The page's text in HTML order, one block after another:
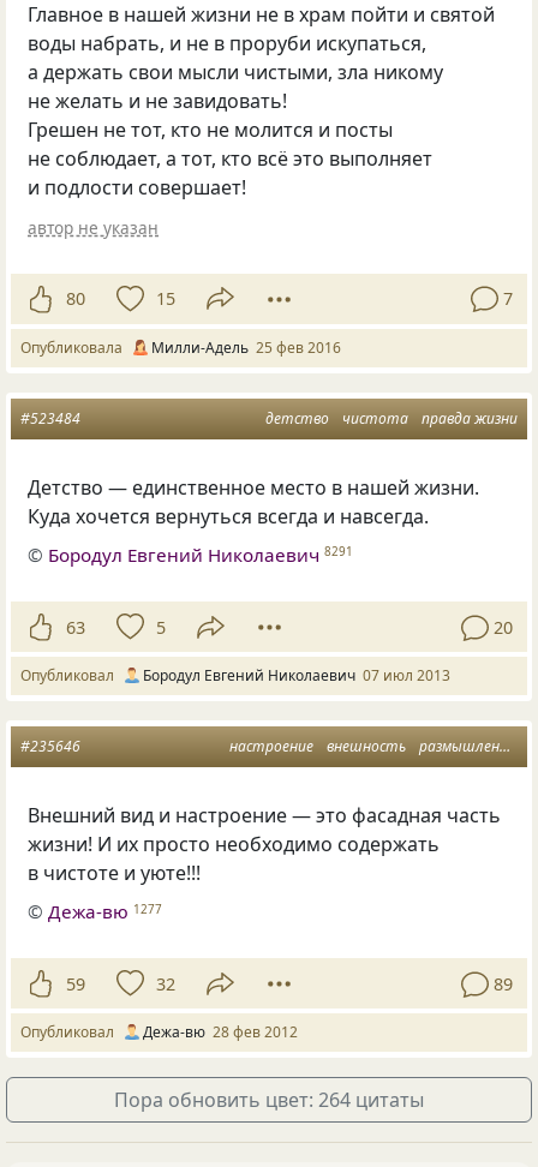
Главное в нашей жизни не в храм пойти и святой
воды набрать, и не в проруби искупаться,
а держать свои мысли чистыми, зла никому
не желать и не завидовать!
Грешен не тот, кто не молится и посты
не соблюдает, а тот, кто всё это выполняет
и подлости совершает!
автор не указан
80 15 7
Опубликовала Милли-Адель 25 фев 2016
детство чистота правда жизни
#523484
Детство — единственное место в нашей жизни.
Куда хочется вернуться всегда и навсегда.
© Бородул Евгений Николаевич 8291
63 5 20
Опубликовал Бородул Евгений Николаевич 07 июл 2013
настроение внешность размышления
#235646
Внешний вид и настроение — это фасадная часть
жизни! И их просто необходимо содержать
в чистоте и уюте!!!
©Дежа-вю 1277
59 32 89
Опубликовал Дежа-вю 28 фев 2012
Пора обновить цвет: 264 цитаты